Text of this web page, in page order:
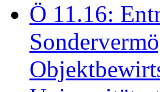
Ö 11.16: